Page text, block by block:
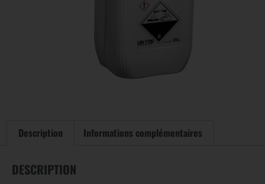
Description Informations complémentaires
DESCRIPTION